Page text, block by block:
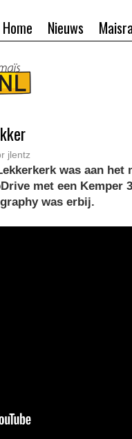
Nieuws
Home
jlentz
was aan het
met een Kemper
was erbij.